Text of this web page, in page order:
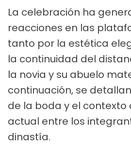
La celebración ha
reacciones en las
tanto por la estética
la continuidad del
la novia y su abuelo
continuación, se
de la boda y el contexto
actual entre los
dinastía.